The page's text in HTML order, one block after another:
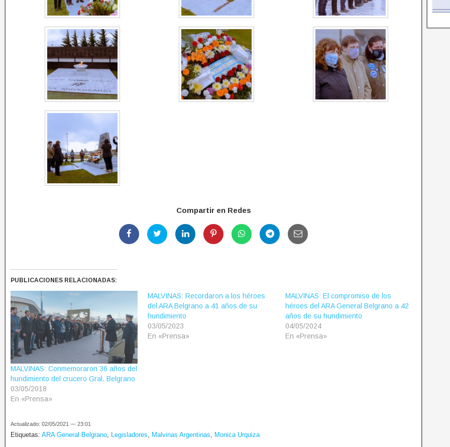
Compartir en Redes
PUBLICACIONES RELACIONADAS:
MALVINAS: Conmemoraron 36 años del
hundimiento del crucero Gral. Belgrano
03/05/2018
En «Prensa»
MALVINAS: Recordaron a los héroes
del ARA Belgrano a 41 años de su
hundimiento
03/05/2023
En «Prensa»
MALVINAS: El compromiso de los
héroes del ARA General Belgrano a 42
años de su hundimiento
04/05/2024
En «Prensa»
Actualizado: 02/05/2021 — 23:01
Etiquetas: ARA General Belgrano, Legisladores, Malvinas Argentinas, Monica Urquiza